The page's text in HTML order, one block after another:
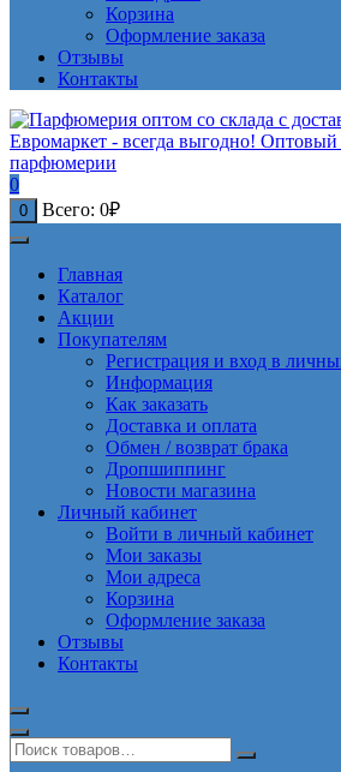
Корзина
Оформление заказа
Отзывы
Контакты
0
0 Всего: 0₽
Главная
Каталог
Акции
Покупателям
Регистрация и вход в
Информация
Как заказать
Доставка и оплата
Обмен / возврат брака
Дропшиппинг
Новости магазина
Личный кабинет
Войти в личный кабинет
Мои заказы
Мои адреса
Корзина
Оформление заказа
Отзывы
Контакты